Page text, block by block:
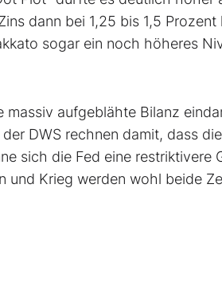
dann bei 1,25 bis 1,5 Prozent
sogar ein noch höheres
aufgeblähte Bilanz
DWS rechnen damit, dass
sich die Fed eine restriktivere
und Krieg werden wohl beide